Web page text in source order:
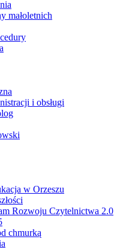
małoletnich
i obsługi
w Orzeszu
Rozwoju Czytelnictwa 2.0
chmurką